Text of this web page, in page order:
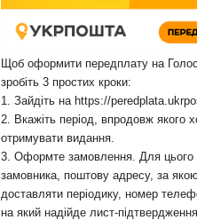
Щоб оформити передплату на
зробіть 3 простих кроки:
1. Зайдіть на https://
2. Вкажіть період, впродовж якого
отримувати видання.
3. Оформте замовлення. Для цього
замовника, поштову адресу, за
доставляти періодику, номер
на який надійде лист-підтвердження